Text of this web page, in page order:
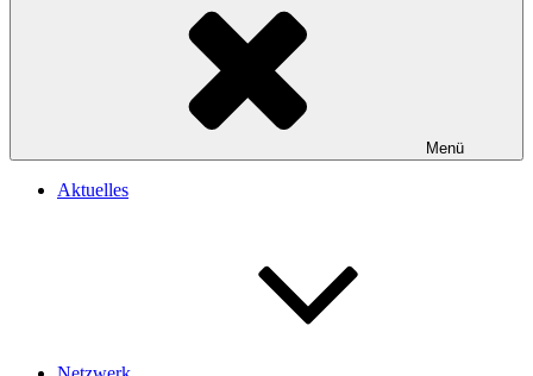
Menü
Aktuelles